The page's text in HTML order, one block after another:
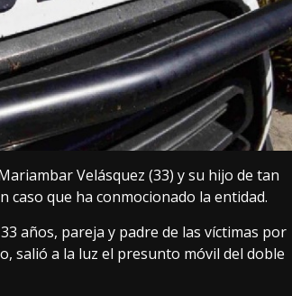
Velásquez (33) y su hijo de tan
caso que ha conmocionado la entidad.
años, pareja y padre de las víctimas por
salió a la luz el presunto móvil del doble